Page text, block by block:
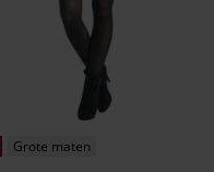
Grote maten